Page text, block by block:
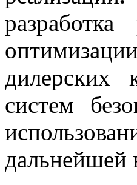
дилерских
систем
дальнейшей